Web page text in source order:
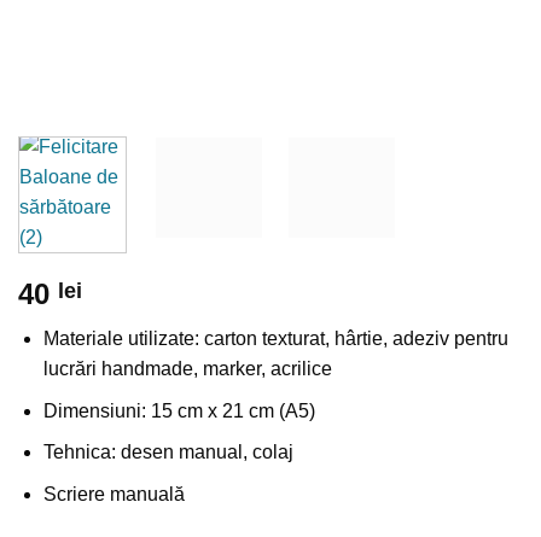
40 lei
Materiale utilizate: carton texturat, hârtie, adeziv pentru
lucrări handmade, marker, acrilice
Dimensiuni: 15 cm x 21 cm (A5)
Tehnica: desen manual, colaj
Scriere manuală